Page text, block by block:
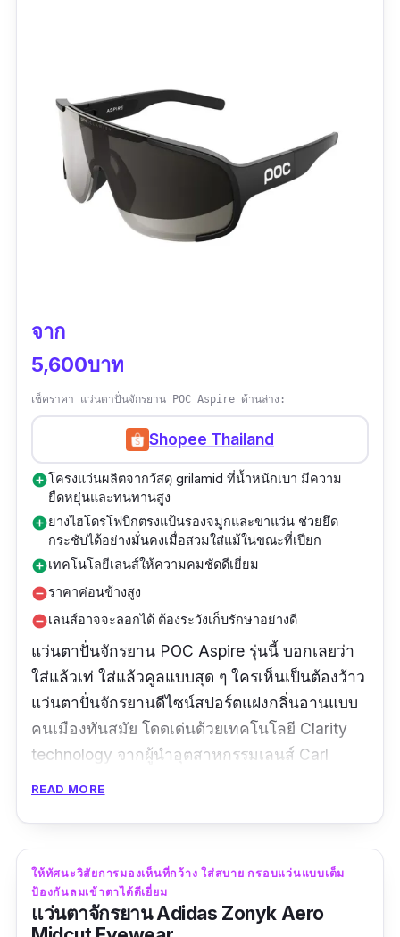
จาก
5,600บาท
เช็คราคา แว่นตาปั่นจักรยาน POC Aspire ด้านล่าง:
Shopee Thailand
add_circleโครงแว่นผลิตจากวัสดุ grilamid ที่น้ำหนักเบา มีความ
ยืดหยุ่นและทนทานสูง
add_circleยางไฮโดรโฟบิกตรงแป้นรองจมูกและขาแว่น ช่วยยึด
กระชับได้อย่างมั่นคงเมื่อสวมใส่แม้ในขณะที่เปียก
add_circleเทคโนโลยีเลนส์ให้ความคมชัดดีเยี่ยม
remove_circleราคาค่อนข้างสูง
remove_circleเลนส์อาจจะลอกได้ ต้องระวังเก็บรักษาอย่างดี
แว่นตาปั่นจักรยาน POC Aspire รุ่นนี้ บอกเลยว่า
ใส่แล้วเท่ ใส่แล้วคูลแบบสุด ๆ ใครเห็นเป็นต้องว้าว
แว่นตาปั่นจักรยานดีไซน์สปอร์ตแฝงกลิ่นอานแบบ
คนเมืองทันสมัย โดดเด่นด้วยเทคโนโลยี Clarity
technology จากผู้นำอุตสาหกรรมเลนส์ Carl
ป้องกัน UV และตัดแสงสะท้อนได้ดี สวมใส่สบาย
กระชับเข้ากับใบหน้า ไม่เลื่อนหล่นขณะเคลื่อนไหว
READ MORE
ให้ทัศนะวิสัยการมองเห็นที่กว้าง ใส่สบาย กรอบแว่นแบบเต็ม
ป้องกันลมเข้าตาได้ดีเยี่ยม
แว่นตาจักรยาน Adidas Zonyk Aero